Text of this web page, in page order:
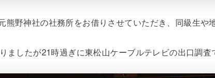
熊野神社の社務所をお借りさせていただき、同級生や
ましたが21時過ぎに東松山ケーブルテレビの出口調査